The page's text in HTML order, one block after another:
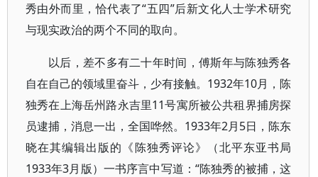
秀由外而里，恰代表了“五四”后新文化人士学术研究
与现实政治的两个不同的取向。
以后，差不多有二十年时间，傅斯年与陈独秀各
自在自己的领域里奋斗，少有接触。1932年10月，陈
独秀在上海岳州路永吉里11号寓所被公共租界捕房探
员逮捕，消息一出，全国哗然。1933年2月5日，陈东
晓在其编辑出版的《陈独秀评论》（北平东亚书局
1933年3月版）一书序言中写道：“陈独秀的被捕，这